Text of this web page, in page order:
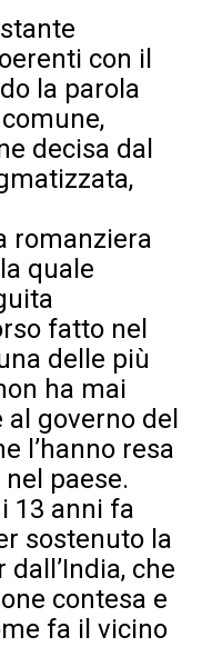
con il
la parola
decisa dal
romanziera
quale
fatto nel
delle più
ha mai
governo del
l’hanno resa
paese.
13 anni fa
sostenuto la
che
contesa e
fa il vicino